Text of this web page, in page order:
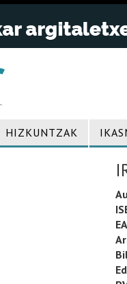
HIZKUNTZAK